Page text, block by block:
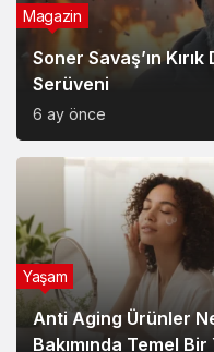
Soner Savaş’ın
Serüveni
6 ay önce
Magazin
Anti Aging Ürünler
Bakımında Temel
Yaşam